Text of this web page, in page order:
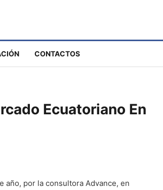
CONTACTOS
Ecuatoriano En
año, por la consultora Advance, en